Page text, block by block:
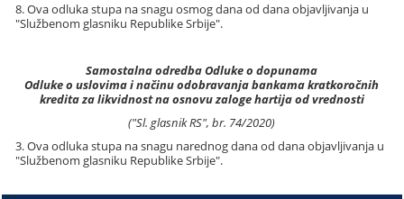
8. Ova odluka stupa na snagu osmog dana od dana objavljivanja u
"Službenom glasniku Republike Srbije".
Samostalna odredba Odluke o dopunama
Odluke o uslovima i načinu odobravanja bankama kratkoročnih
kredita za likvidnost na osnovu zaloge hartija od vrednosti
("Sl. glasnik RS", br. 74/2020)
3. Ova odluka stupa na snagu narednog dana od dana objavljivanja u
"Službenom glasniku Republike Srbije".